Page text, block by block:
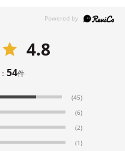
4.8
54件
(45)
(6)
(2)
(1)